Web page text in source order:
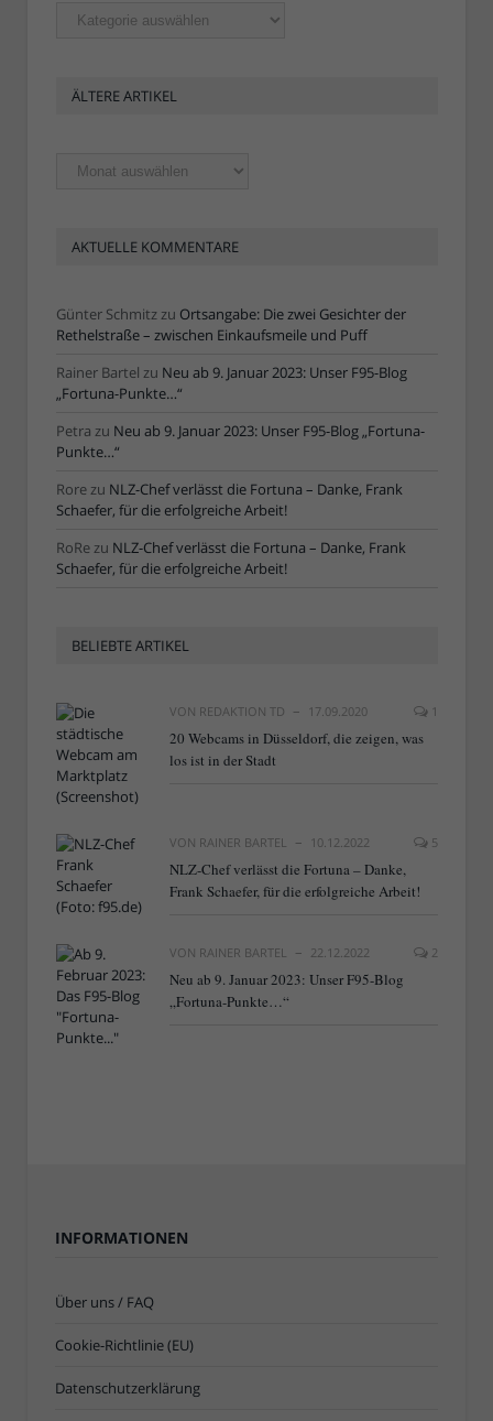
Rubriken
ÄLTERE ARTIKEL
Ältere
Artikel
AKTUELLE KOMMENTARE
Günter Schmitzzu Ortsangabe: Die zwei Gesichter der
Rethelstraße – zwischen Einkaufsmeile und Puff
Rainer Bartel zu Neu ab 9. Januar 2023: Unser F95-Blog
„Fortuna-Punkte…“
Petra zu Neu ab 9. Januar 2023: Unser F95-Blog „Fortuna-
Punkte…“
Rorezu NLZ-Chef verlässt die Fortuna – Danke, Frank
Schaefer, für die erfolgreiche Arbeit!
RoRezu NLZ-Chef verlässt die Fortuna – Danke, Frank
Schaefer, für die erfolgreiche Arbeit!
BELIEBTE ARTIKEL
VON REDAKTION TD 17.09.2020 1
20 Webcams in Düsseldorf, die zeigen, was
los ist in der Stadt
VON RAINER BARTEL 10.12.2022 5
NLZ-Chef verlässt die Fortuna – Danke,
Frank Schaefer, für die erfolgreiche Arbeit!
VON RAINER BARTEL 22.12.2022 2
Neu ab 9. Januar 2023: Unser F95-Blog
„Fortuna-Punkte…“
INFORMATIONEN
Über uns / FAQ
Cookie-Richtlinie (EU)
Datenschutzerklärung